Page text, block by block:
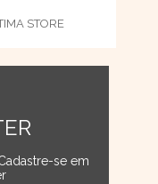
STORE
se em